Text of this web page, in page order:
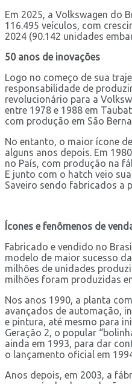
Em 2025, a Volkswagen do
116.495 veículos, com
2024 (90.142 unidades
50 anos de inovações
Logo no começo de sua
responsabilidade de
revolucionário para a
entre 1978 e 1988 em
com produção em São
No entanto, o maior ícone
alguns anos depois. Em
no País, com produção na
E junto com o hatch veio
Saveiro sendo fabricados a
Ícones e fenômenos de
Fabricado e vendido no
modelo de maior sucesso
milhões de unidades
milhões foram produzidas
Nos anos 1990, a planta
avançados de automação,
e pintura, até mesmo para
Geração 2, o popular
ainda em 1993, para dar
o lançamento oficial em
Anos depois, em 2003, a